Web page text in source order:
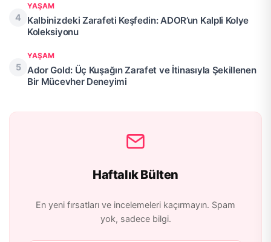
YAŞAM
Kalbinizdeki Zarafeti Keşfedin: ADOR’un Kalpli Kolye
Koleksiyonu
YAŞAM
Ador Gold: Üç Kuşağın Zarafet ve İtinasıyla Şekillenen
Bir Mücevher Deneyimi
Haftalık Bülten
En yeni fırsatları ve incelemeleri kaçırmayın. Spam
yok, sadece bilgi.